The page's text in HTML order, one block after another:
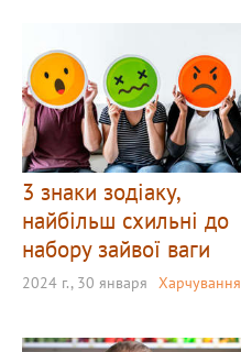
3 знаки зодіаку,
найбільш схильні до
набору зайвої ваги
2024 г., 30 января Харчування